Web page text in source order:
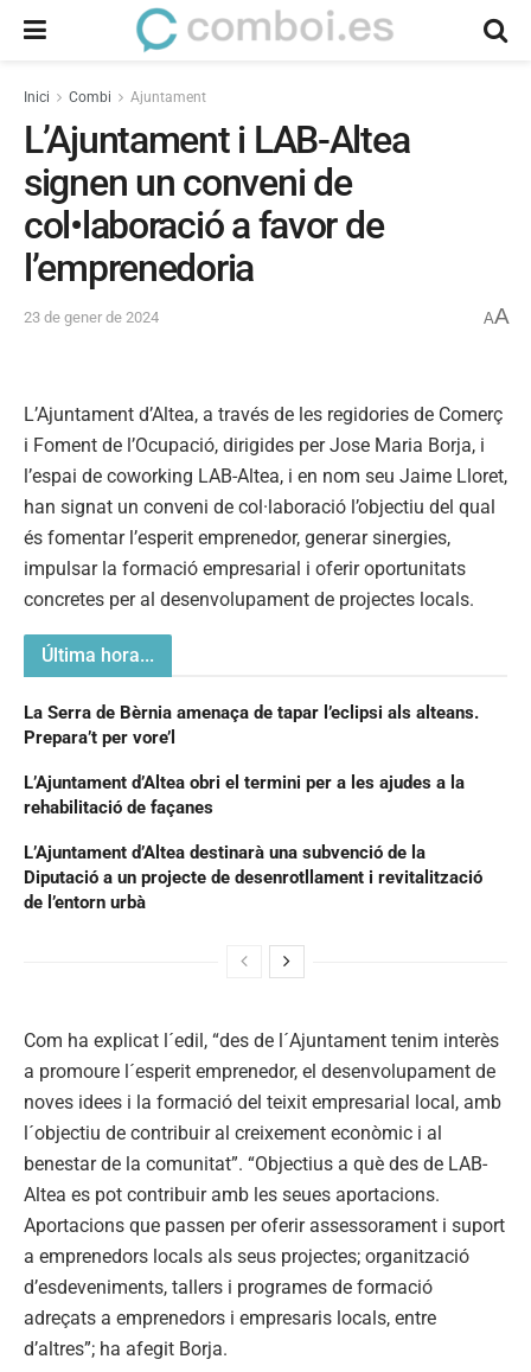
Inici Combi Ajuntament
L’Ajuntament i LAB-Altea
signen un conveni de
col•laboració a favor de
l’emprenedoria
23 de gener de 2024 AA
L’Ajuntament d’Altea, a través de les regidories de Comerç
i Foment de l’Ocupació, dirigides per Jose Maria Borja, i
l’espai de coworking LAB-Altea, i en nom seu Jaime Lloret,
han signat un conveni de col·laboració l’objectiu del qual
és fomentar l’esperit emprenedor, generar sinergies,
impulsar la formació empresarial i oferir oportunitats
concretes per al desenvolupament de projectes locals.
Última hora...
La Serra de Bèrnia amenaça de tapar l’eclipsi als alteans.
Prepara’t per vore’l
L’Ajuntament d’Altea obri el termini per a les ajudes a la
rehabilitació de façanes
L’Ajuntament d’Altea destinarà una subvenció de la
Diputació a un projecte de desenrotllament i revitalització
de l’entorn urbà
Com ha explicat l´edil, “des de l´Ajuntament tenim interès
a promoure l´esperit emprenedor, el desenvolupament de
noves idees i la formació del teixit empresarial local, amb
l´objectiu de contribuir al creixement econòmic i al
benestar de la comunitat”. “Objectius a què des de LAB-
Altea es pot contribuir amb les seues aportacions.
Aportacions que passen per oferir assessorament i suport
a emprenedors locals als seus projectes; organització
d’esdeveniments, tallers i programes de formació
adreçats a emprenedors i empresaris locals, entre
d’altres”; ha afegit Borja.